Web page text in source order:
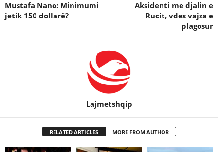
Mustafa Nano: Minimumi
jetik 150 dollarë?
Aksidenti me djalin e
Rucit, vdes vajza e
plagosur
Lajmetshqip
RELATED ARTICLES MORE FROM AUTHOR